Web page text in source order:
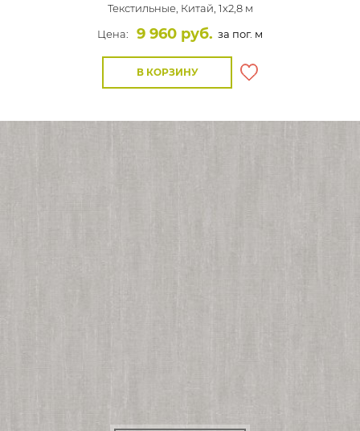
Текстильные, Китай, 1x2,8 м
Цена:
9 960 руб. за пог. м
В КОРЗИНУ